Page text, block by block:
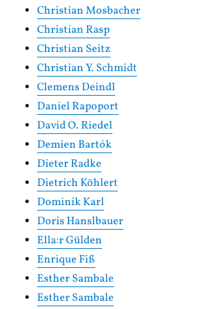
Christian Mosbacher
Christian Rasp
Christian Seitz
Christian Y. Schmidt
Clemens Deindl
Daniel Rapoport
David O. Riedel
Demien Bartók
Dieter Radke
Dietrich Köhlert
Dominik Karl
Doris Hanslbauer
Ella:r Gülden
Enrique Fiß
Esther Sambale
Esther Sambale